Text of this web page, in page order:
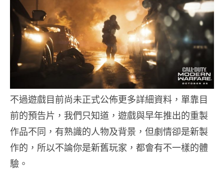
不過遊戲目前尚未正式公佈更多詳細資料，單靠目
前的預告片，我們只知道，遊戲與早年推出的重製
作品不同，有熟識的人物及背景，但劇情卻是新製
作的，所以不論你是新舊玩家，都會有不一樣的體
驗。